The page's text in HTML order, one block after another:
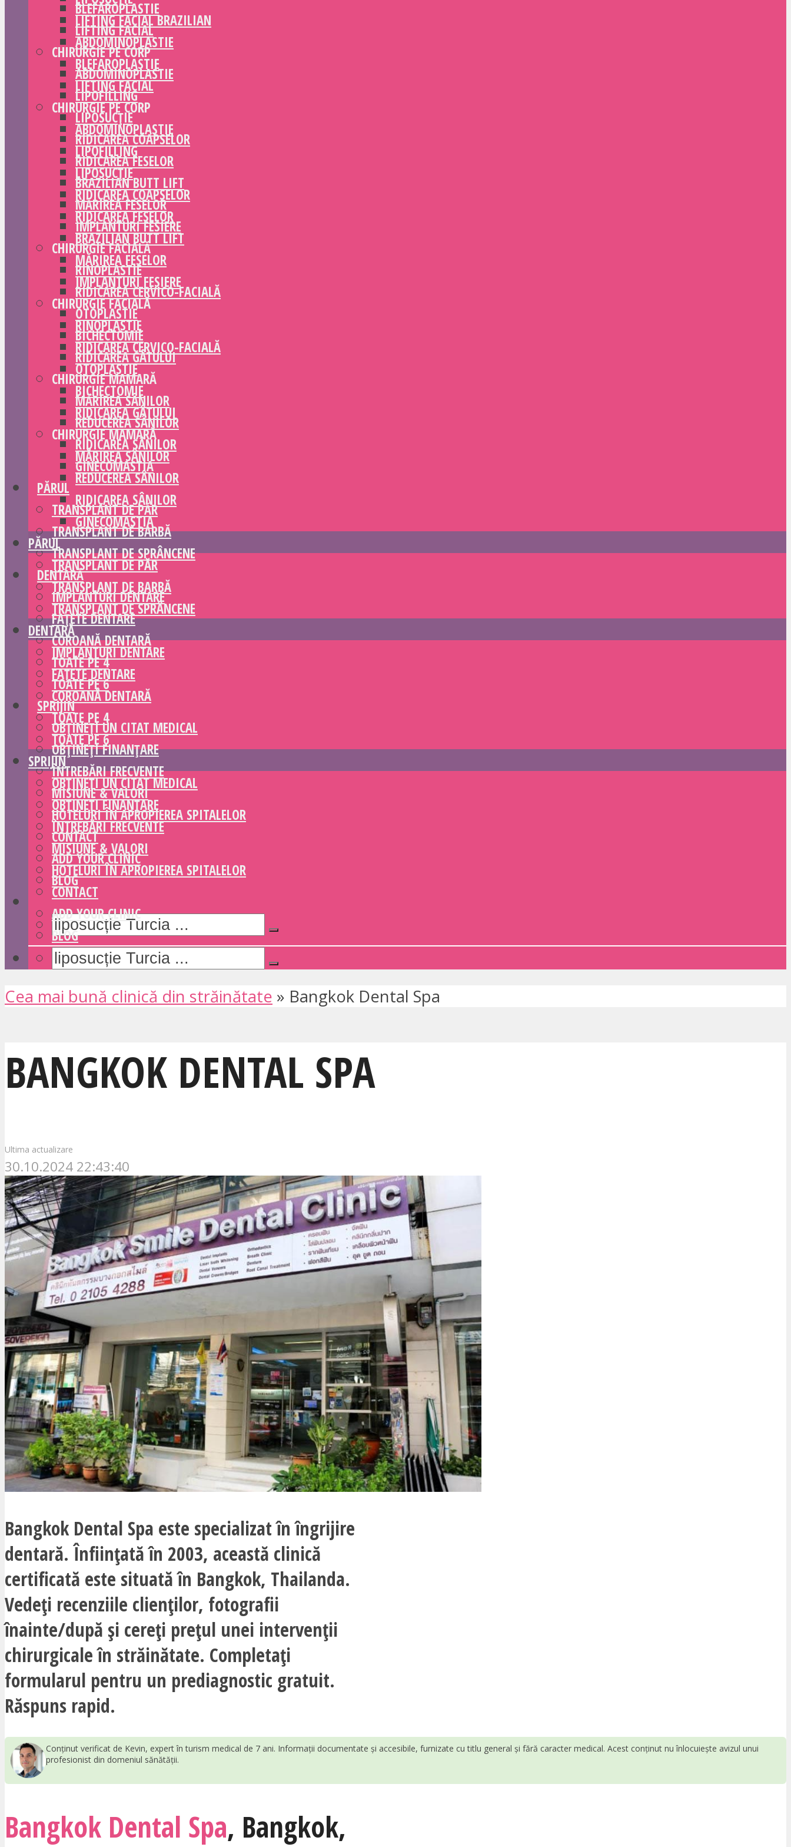
BLEFAROPLASTIE
LIFTING FACIAL
CHIRURGIE PE CORP
ABDOMINOPLASTIE
LIPOFILLING
LIPOSUCȚIE
RIDICAREA COAPSELOR
RIDICAREA FESELOR
BRAZILIAN BUTT LIFT
MĂRIREA FESELOR
IMPLANTURI FESIERE
CHIRURGIE FACIALĂ
RINOPLASTIE
RIDICAREA CERVICO-FACIALĂ
OTOPLASTIE
BICHECTOMIE
RIDICAREA GÂTULUI
CHIRURGIE MAMARĂ
MĂRIREA SÂNILOR
REDUCEREA SÂNILOR
RIDICAREA SÂNILOR
GINECOMASTIA
PĂRUL
TRANSPLANT DE PĂR
TRANSPLANT DE BARBĂ
TRANSPLANT DE SPRÂNCENE
DENTARĂ
IMPLANTURI DENTARE
FAȚETE DENTARE
COROANĂ DENTARĂ
TOATE PE 4
TOATE PE 6
SPRIJIN
OBȚINEȚI UN CITAT MEDICAL
OBȚINEȚI FINANȚARE
ÎNTREBĂRI FRECVENTE
MISIUNE & VALORI
HOTELURI ÎN APROPIEREA SPITALELOR
CONTACT
ADD YOUR CLINIC
BLOG
LIFTING FACIAL BRAZILIAN
ABDOMINOPLASTIE
BLEFAROPLASTIE
LIFTING FACIAL
CHIRURGIE PE CORP
ABDOMINOPLASTIE
LIPOFILLING
LIPOSUCȚIE
RIDICAREA COAPSELOR
RIDICAREA FESELOR
BRAZILIAN BUTT LIFT
MĂRIREA FESELOR
IMPLANTURI FESIERE
CHIRURGIE FACIALĂ
RINOPLASTIE
RIDICAREA CERVICO-FACIALĂ
OTOPLASTIE
BICHECTOMIE
RIDICAREA GÂTULUI
CHIRURGIE MAMARĂ
MĂRIREA SÂNILOR
REDUCEREA SÂNILOR
RIDICAREA SÂNILOR
GINECOMASTIA
PĂRUL
TRANSPLANT DE PĂR
TRANSPLANT DE BARBĂ
TRANSPLANT DE SPRÂNCENE
DENTARĂ
IMPLANTURI DENTARE
FAȚETE DENTARE
COROANĂ DENTARĂ
TOATE PE 4
TOATE PE 6
SPRIJIN
OBȚINEȚI UN CITAT MEDICAL
OBȚINEȚI FINANȚARE
ÎNTREBĂRI FRECVENTE
MISIUNE & VALORI
HOTELURI ÎN APROPIEREA SPITALELOR
CONTACT
ADD YOUR CLINIC
BLOG
Cea mai bună clinică din străinătate » Bangkok Dental Spa
BANGKOK DENTAL SPA
Ultima actualizare
30.10.2024 22:43:40
Bangkok Dental Spa este specializat în îngrijire
dentară. Înființată în 2003, această clinică
certificată este situată în Bangkok, Thailanda.
Vedeți recenziile clienților, fotografii
înainte/după și cereți prețul unei intervenții
chirurgicale în străinătate. Completați
formularul pentru un prediagnostic gratuit.
Răspuns rapid.
Conținut verificat de Kevin, expert în turism medical de 7 ani. Informații documentate și accesibile, furnizate cu titlu general și fără caracter medical. Acest conținut nu înlocuiește avizul unui
profesionist din domeniul sănătății.
Bangkok Dental Spa, Bangkok,